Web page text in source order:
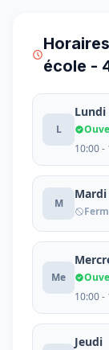
école -
L
Lundi
10:00 -
M
Mardi
Me
10:00 -
Jeudi